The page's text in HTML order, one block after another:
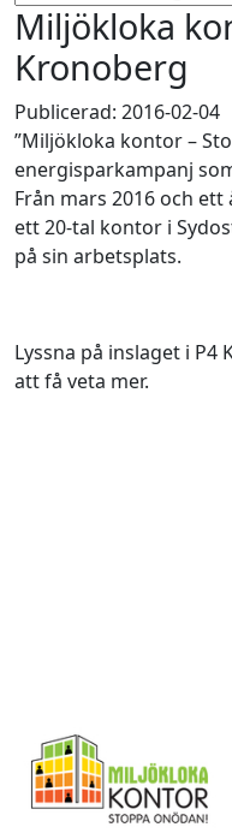
Miljökloka
Kronoberg
Publicerad: 2016-02-04
”Miljökloka kontor –
energisparkampanj
Från mars 2016 och
ett 20-tal kontor i
på sin arbetsplats.
Lyssna på inslaget i
att få veta mer.